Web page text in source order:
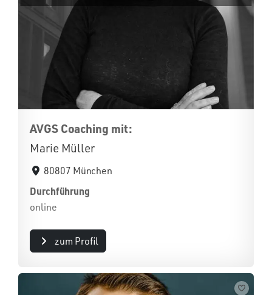
AVGS Coaching mit:
Marie Müller
80807 München
Durchführung
online
zum Profil